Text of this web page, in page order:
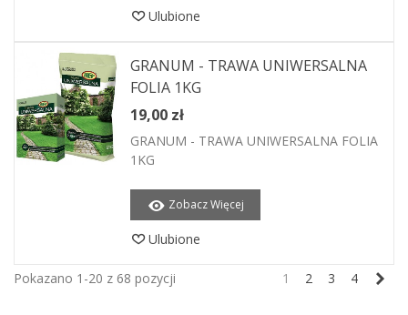
Ulubione
GRANUM - TRAWA UNIWERSALNA
FOLIA 1KG
19,00 zł
GRANUM - TRAWA UNIWERSALNA FOLIA
1KG
Zobacz Więcej
Ulubione
Pokazano 1-20 z 68 pozycji 1 2 3 4